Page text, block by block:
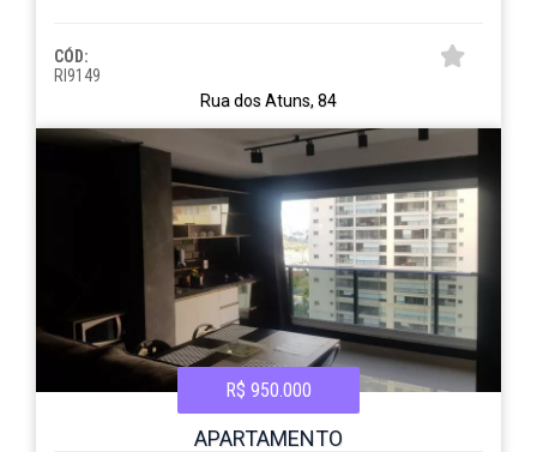
CÓD:
RI9149
Rua dos Atuns, 84
R$ 950.000
APARTAMENTO